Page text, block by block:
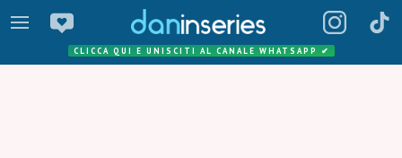
CLICCA QUI E UNISCITI AL CANALE WHATSAPP ✔